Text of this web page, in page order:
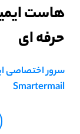
هاست
حرفه ای
سرور اختصاصی
Smartermail